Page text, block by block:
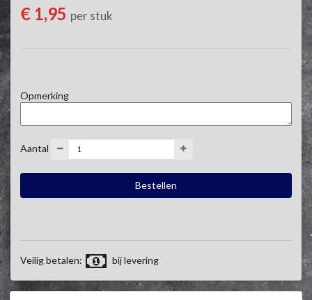
€ 1,95 per stuk
Opmerking
Aantal
Veilig betalen: bij levering